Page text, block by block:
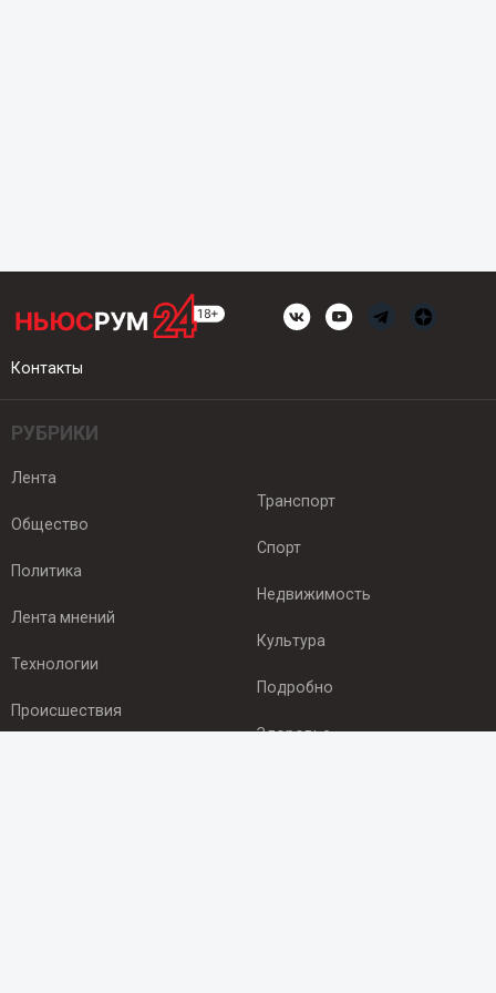
Контакты
РУБРИКИ
Лента
Общество
Политика
Лента мнений
Технологии
Происшествия
Транспорт
Спорт
Недвижимость
Культура
Подробно
Здоровье